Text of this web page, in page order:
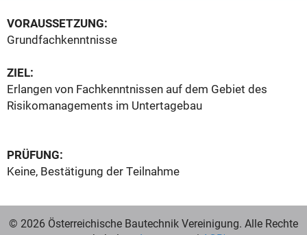
VORAUSSETZUNG:
Grundfachkenntnisse
ZIEL:
Erlangen von Fachkenntnissen auf dem Gebiet des
Risikomanagements im Untertagebau
PRÜFUNG:
Keine, Bestätigung der Teilnahme
© 2026 Österreichische Bautechnik Vereinigung. Alle Rechte